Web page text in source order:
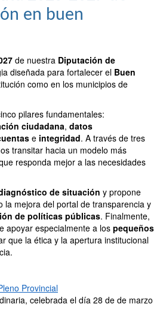
en buen
de nuestra Diputación de
diseñada para fortalecer el Buen
como en los municipios de
pilares fundamentales:
ciudadana, datos
e integridad. A través de tres
transitar hacia un modelo más
responda mejor a las necesidades
de situación y propone
la mejora del portal de transparencia y
de políticas públicas. Finalmente,
apoyar especialmente a los pequeños
que la ética y la apertura institucional
Provincial
celebrada el día 28 de de marzo